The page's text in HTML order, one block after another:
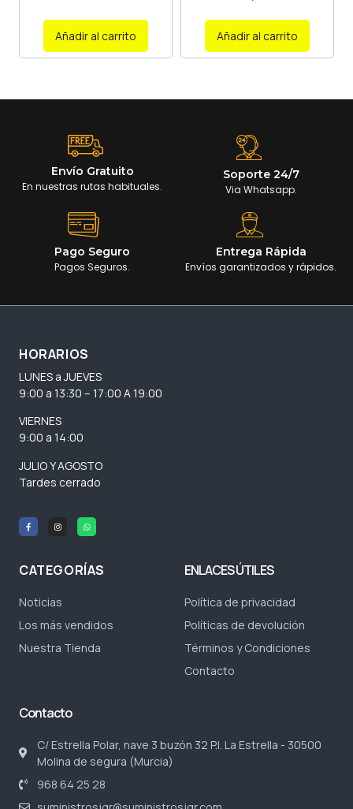
Añadir al carrito Añadir al carrito
Envío Gratuito
En nuestras rutas habituales.
Soporte 24/7
Via Whatsapp.
Pago Seguro
Pagos Seguros.
Entrega Rápida
Envíos garantizados y rápidos.
HORARIOS
LUNES a JUEVES
9:00 a 13:30 – 17:00 A 19:00
VIERNES
9:00 a 14:00
JULIO Y AGOSTO
Tardes cerrado
CATEGORÍAS
Noticias
Los más vendidos
Nuestra Tienda
ENLACES ÚTILES
Política de privacidad
Políticas de devolución
Términos y Condiciones
Contacto
Contacto
C/ Estrella Polar, nave 3 buzón 32 P.I. La Estrella - 30500
Molina de segura (Murcia)
968 64 25 28